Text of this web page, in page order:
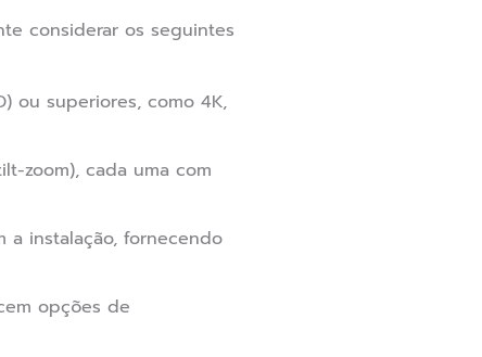
considerar os seguintes
ou superiores, como 4K,
zoom), cada uma com
a instalação, fornecendo
opções de